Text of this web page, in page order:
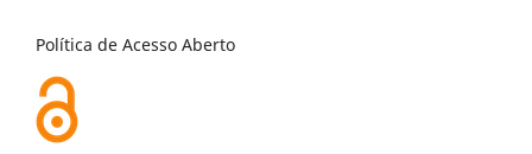
Política de Acesso Aberto